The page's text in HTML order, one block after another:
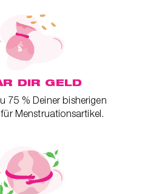
DIR GELD
75 % Deiner bisherigen
Menstruationsartikel.